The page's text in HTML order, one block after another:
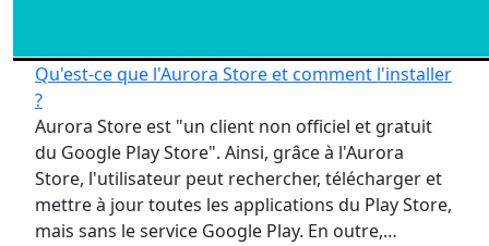
Qu'est-ce que l'Aurora Store et comment l'installer
?
Aurora Store est "un client non officiel et gratuit
du Google Play Store". Ainsi, grâce à l'Aurora
Store, l'utilisateur peut rechercher, télécharger et
mettre à jour toutes les applications du Play Store,
mais sans le service Google Play. En outre,…